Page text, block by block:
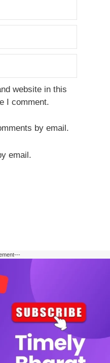
website in this
I comment.
by email.
email.